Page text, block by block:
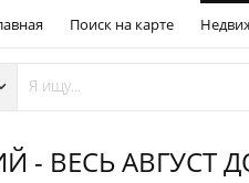
Поиск на карте
- ВЕСЬ АВГУСТ